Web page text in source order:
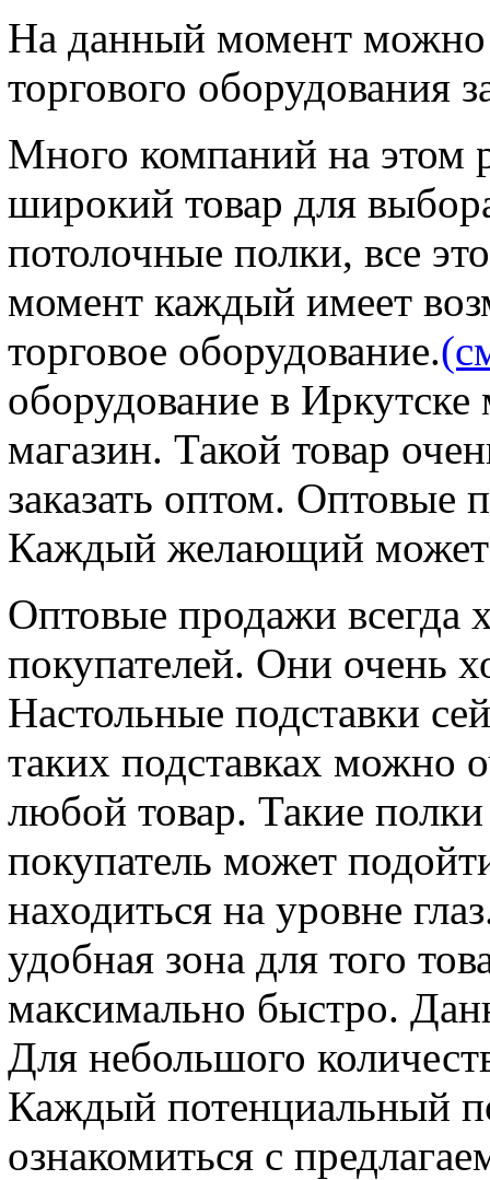
На данный момент можно
торгового оборудования
Много компаний на этом
широкий товар для
потолочные полки, все
момент каждый имеет
торговое оборудование.
оборудование в
магазин. Такой товар
заказать оптом. Оптовые
Каждый желающий может
Оптовые продажи всегда
покупателей. Они очень
Настольные подставки
таких подставках можно
любой товар. Такие
покупатель может
находиться на уровне
удобная зона для того
максимально быстро.
Для небольшого
Каждый потенциальный
ознакомиться с